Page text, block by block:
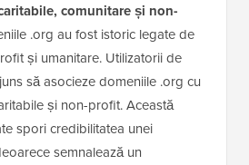
comunitare și non-
.org au fost istoric legate de
și umanitare. Utilizatorii de
să asocieze domeniile .org cu
și non-profit. Această
spori credibilitatea unei
semnalează un